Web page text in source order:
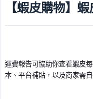
【蝦皮購物】
運費報告可協助你查看蝦皮
本、平台補貼，以及商家需